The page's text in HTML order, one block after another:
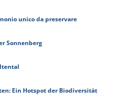
unico da preservare
Sonnenberg
Ein Hotspot der Biodiversität